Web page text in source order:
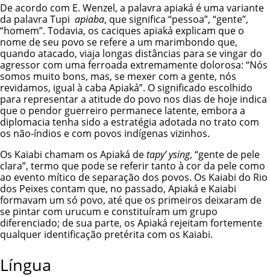
De acordo com E. Wenzel, a palavra apiaká é uma variante
da palavra Tupi apiaba, que significa “pessoa”, “gente”,
“homem”. Todavia, os caciques apiaká explicam que o
nome de seu povo se refere a um marimbondo que,
quando atacado, viaja longas distâncias para se vingar do
agressor com uma ferroada extremamente dolorosa: “Nós
somos muito bons, mas, se mexer com a gente, nós
revidamos, igual à caba Apiaká”. O significado escolhido
para representar a atitude do povo nos dias de hoje indica
que o pendor guerreiro permanece latente, embora a
diplomacia tenha sido a estratégia adotada no trato com
os não-índios e com povos indígenas vizinhos.
Os Kaiabi chamam os Apiaká detapy’ ysing, “gente de pele
clara”, termo que pode se referir tanto à cor da pele como
ao evento mítico de separação dos povos. Os Kaiabi do Rio
dos Peixes contam que, no passado, Apiaká e Kaiabi
formavam um só povo, até que os primeiros deixaram de
se pintar com urucum e constituíram um grupo
diferenciado; de sua parte, os Apiaká rejeitam fortemente
qualquer identificação pretérita com os Kaiabi.
Língua